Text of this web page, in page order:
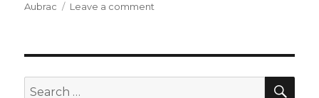
Aubrac
Leave a comment
Search